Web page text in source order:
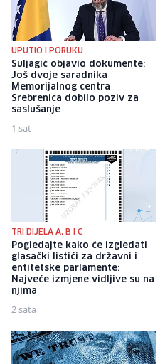
UPUTIO I PORUKU
Suljagić objavio dokumente:
Još dvoje saradnika
Memorijalnog centra
Srebrenica dobilo poziv za
saslušanje
1 sat
TRI DIJELA A, B I C
Pogledajte kako će izgledati
glasački listići za državni i
entitetske parlamente:
Najveće izmjene vidljive su na
njima
2 sata